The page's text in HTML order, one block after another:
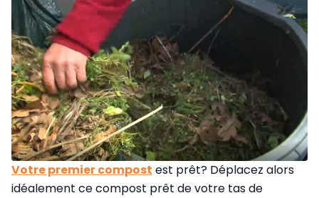
Votre premier compost est prêt? Déplacez alors
idéalement ce compost prêt de votre tas de